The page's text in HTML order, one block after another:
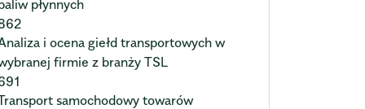
płynnych
i ocena giełd transportowych w
firmie z branży TSL
samochodowy towarów